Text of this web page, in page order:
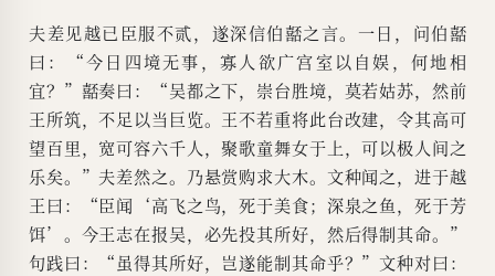
夫差见越已臣服不贰，遂深信伯嚭之言。一日，问伯嚭
曰：“今日四境无事，寡人欲广宫室以自娱，何地相
宜？”嚭奏曰：“吴都之下，崇台胜境，莫若姑苏，然前
王所筑，不足以当巨览。王不若重将此台改建，令其高可
望百里，宽可容六千人，聚歌童舞女于上，可以极人间之
乐矣。”夫差然之。乃悬赏购求大木。文种闻之，进于越
王曰：“臣闻‘高飞之鸟，死于美食；深泉之鱼，死于芳
饵’。今王志在报吴，必先投其所好，然后得制其命。”
句践曰：“虽得其所好，岂遂能制其命乎？”文种对曰：